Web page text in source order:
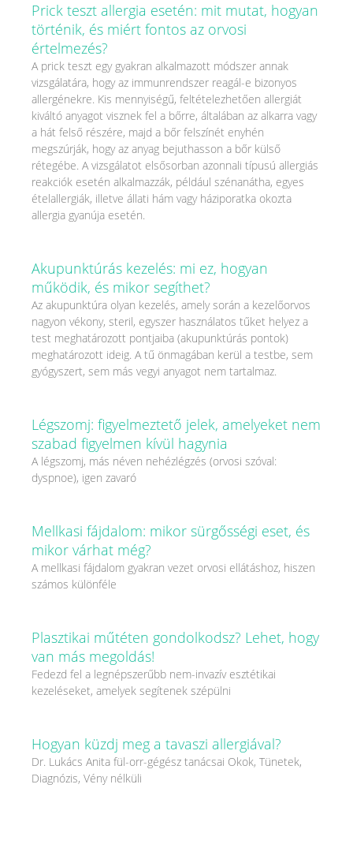
Prick teszt allergia esetén: mit mutat, hogyan
történik, és miért fontos az orvosi
értelmezés?
A prick teszt egy gyakran alkalmazott módszer annak
vizsgálatára, hogy az immunrendszer reagál-e bizonyos
allergénekre. Kis mennyiségű, feltételezhetően allergiát
kiváltó anyagot visznek fel a bőrre, általában az alkarra vagy
a hát felső részére, majd a bőr felszínét enyhén
megszúrják, hogy az anyag bejuthasson a bőr külső
rétegébe. A vizsgálatot elsősorban azonnali típusú allergiás
reakciók esetén alkalmazzák, például szénanátha, egyes
ételallergiák, illetve állati hám vagy háziporatka okozta
allergia gyanúja esetén.
Akupunktúrás kezelés: mi ez, hogyan
működik, és mikor segíthet?
Az akupunktúra olyan kezelés, amely során a kezelőorvos
nagyon vékony, steril, egyszer használatos tűket helyez a
test meghatározott pontjaiba (akupunktúrás pontok)
meghatározott ideig. A tű önmagában kerül a testbe, sem
gyógyszert, sem más vegyi anyagot nem tartalmaz.
Légszomj: figyelmeztető jelek, amelyeket nem
szabad figyelmen kívül hagynia
A légszomj, más néven nehézlégzés (orvosi szóval:
dyspnoe), igen zavaró
Mellkasi fájdalom: mikor sürgősségi eset, és
mikor várhat még?
A mellkasi fájdalom gyakran vezet orvosi ellátáshoz, hiszen
számos különféle
Plasztikai műtéten gondolkodsz? Lehet, hogy
van más megoldás!
Fedezd fel a legnépszerűbb nem-invazív esztétikai
kezeléseket, amelyek segítenek szépülni
Hogyan küzdj meg a tavaszi allergiával?
Dr. Lukács Anita fül-orr-gégész tanácsai Okok, Tünetek,
Diagnózis, Vény nélküli